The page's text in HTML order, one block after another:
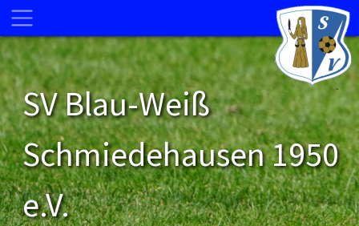
SV Blau-Weiß
Schmiedehausen 1950
e.V.